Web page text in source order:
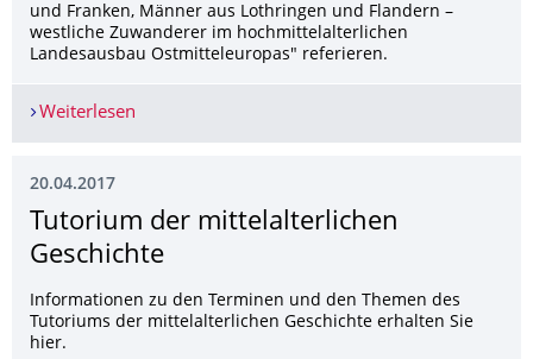
und Franken, Männer aus Lothringen und Flandern –
westliche Zuwanderer im hochmittelalterlichen
Landesausbau Ostmitteleuropas" referieren.
Weiterlesen
20.04.2017
Tutorium der mittelalterlichen
Geschichte
Informationen zu den Terminen und den Themen des
Tutoriums der mittelalterlichen Geschichte erhalten Sie
hier.